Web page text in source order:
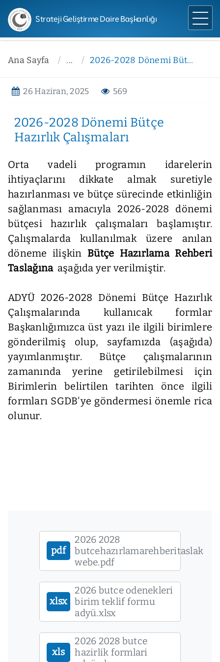
Strateji Geliştirme Daire Başkanlığı
Ana Sayfa ... 2026-2028 Dönemi Bütçe Hazırlık Çalışmaları
26 Haziran, 2025 569
2026-2028 Dönemi Bütçe
Hazırlık Çalışmaları
Orta vadeli programın idarelerin
ihtiyaçlarını dikkate almak suretiyle
hazırlanması ve bütçe sürecinde etkinliğin
sağlanması amacıyla 2026-2028 dönemi
bütçesi hazırlık çalışmaları başlamıştır.
Çalışmalarda kullanılmak üzere anılan
döneme ilişkin Bütçe Hazırlama Rehberi
Taslağınaaşağıda yer verilmiştir.
ADYÜ 2026-2028 Dönemi Bütçe Hazırlık
Çalışmalarında kullanıcak formlar
Başkanlığımızca üst yazı ile ilgili birimlere
gönderilmiş olup, sayfamızda (aşağıda)
yayımlanmıştır. Bütçe çalışmalarının
zamanında yerine getirilebilmesi için
Birimlerin belirtilen tarihten önce ilgili
formları SGDB'ye göndermesi önemle rica
olunur.
pdf
2026 2028
butcehazırlamarehberitaslak
webe.pdf
xlsx
2026 butce odenekleri
birim teklif formu
adyü.xlsx
xls
2026 2028 butce
hazirlik formlari